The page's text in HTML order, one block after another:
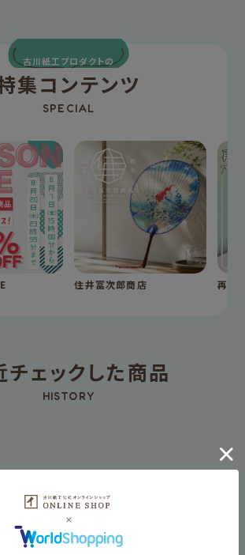
古川紙工プロダクトの
集コンテンツ
SPECIAL
住井冨次郎商店 再入
チェックした商品
HISTORY